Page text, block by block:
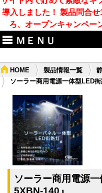
導入しました！ 製品問合
ろ、オープンキャンペー
ＭＥＮＵ
HOME 製品情報一覧
ソーラー商用電源一体型LED
ソーラー商用電源
5XBN-140』